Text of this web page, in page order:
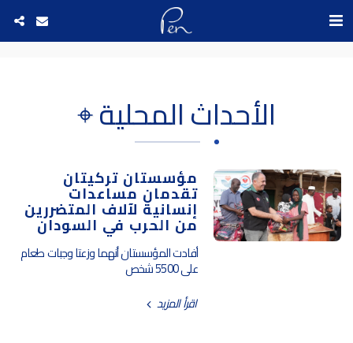
الأحداث المحلية ⌖
مؤسستان تركيتان
تقدمان مساعدات
إنسانية لآلاف المتضررين
من الحرب في السودان
أفادت المؤسستان أنهما وزعتا وجبات طعام
على 5500 شخص
اقرأ المزيد